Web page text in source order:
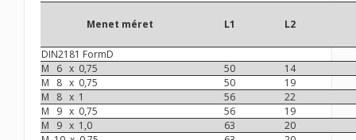
Menet méret L1 L2
DIN2181 FormD
M 6 x 0,75
50
14
M 8 x 0,75
50
19
M 8 x 1
56
22
M 9 x 0,75
56
19
M 9 x 1,0
63
20